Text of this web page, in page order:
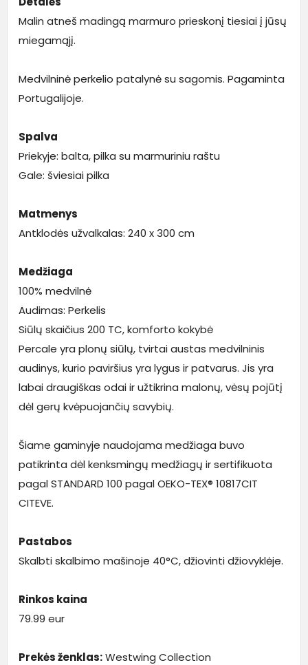
Malin atneš madingą marmuro prieskonį tiesiai į jūsų
miegamąjį.
Medvilninė perkelio patalynė su sagomis. Pagaminta
Portugalijoje.
Spalva
Priekyje: balta, pilka su marmuriniu raštu
Gale: šviesiai pilka
Matmenys
Antklodės užvalkalas: 240 x 300 cm
Medžiaga
100% medvilnė
Audimas: Perkelis
Siūlų skaičius 200 TC, komforto kokybė
Percale yra plonų siūlų, tvirtai austas medvilninis
audinys, kurio paviršius yra lygus ir patvarus. Jis yra
labai draugiškas odai ir užtikrina malonų, vėsų pojūtį
dėl gerų kvėpuojančių savybių.
Šiame gaminyje naudojama medžiaga buvo
patikrinta dėl kenksmingų medžiagų ir sertifikuota
pagal STANDARD 100 pagal OEKO-TEX® 10817CIT
CITEVE.
Pastabos
Skalbti skalbimo mašinoje 40°C, džiovinti džiovyklėje.
Rinkos kaina
79.99 eur
Prekės ženklas:Westwing Collection